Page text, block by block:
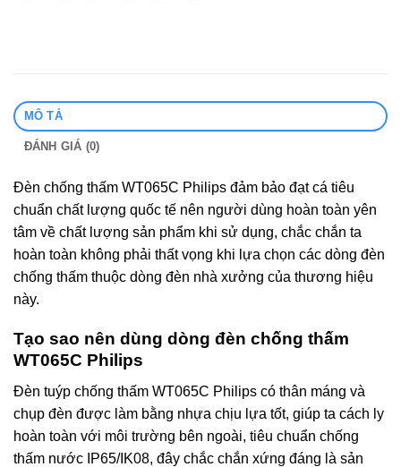
MÔ TẢ
ĐÁNH GIÁ (0)
Đèn chống thấm WT065C Philips đảm bảo đạt cá tiêu
chuẩn chất lượng quốc tế nên người dùng hoàn toàn yên
tâm về chất lượng sản phẩm khi sử dụng, chắc chắn ta
hoàn toàn không phải thất vọng khi lựa chọn các dòng đèn
chống thấm thuộc dòng đèn nhà xưởng của thương hiệu
này.
Tạo sao nên dùng dòng đèn chống thấm
WT065C Philips
Đèn tuýp chống thấm WT065C Philips có thân máng và
chụp đèn được làm bằng nhựa chịu lựa tốt, giúp ta cách ly
hoàn toàn với môi trường bên ngoài, tiêu chuẩn chống
thấm nước IP65/IK08, đây chắc chắn xứng đáng là sản